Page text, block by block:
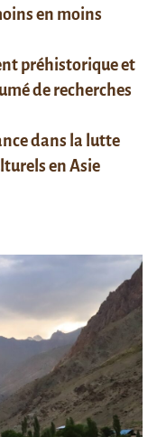
en moins
préhistorique et
de recherches
dans la lutte
en Asie